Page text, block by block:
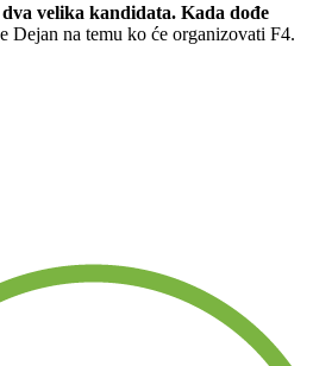
dva velika kandidata. Kada dođe
Dejan na temu ko će organizovati F4.